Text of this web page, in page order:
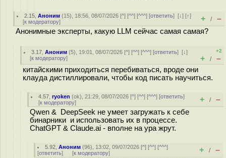
2.15 ,Аноним (15), 18:56, 08/07/2026 [^] [^^] [^^^] [ответить][↓] [↑]
[к модератору] + / –
Анонимные эксперты, какую LLM сейчас самая самая?
3.17 ,Аноним (5), 19:01, 08/07/2026 [^] [^^] [^^^] [ответить][↓]
[к модератору]
+2
+ / –
китайскими приходиться перебиваться, вроде они
клауда дистиллировали, чтобы код писать научиться.
4.57 ,ryoken (ok), 21:29, 08/07/2026 [^] [^^] [^^^] [ответить]
[к модератору] + / –
Qwen & DeepSeek не умеет загружать к себе
бинарники и использовать их в процессе.
ChatGPT & Claude.ai - вполне на ура жрут.
5.92 ,Аноним (96), 13:02, 09/07/2026 [^] [^^] [^^^]
[ответить] [к модератору] + / –